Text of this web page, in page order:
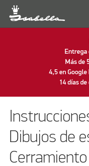
Entrega
Más de
4,5 en Google
14 días
Dibujos de